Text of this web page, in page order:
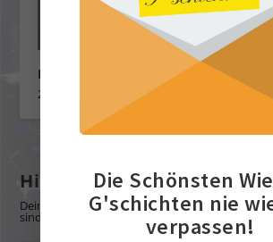
Die schönsten GAST- und
29. Juni 2022
Hinterlasse eine Antwort
Deine E-Mail-Adresse wird nicht veröffentlicht.
sind mit
Die Schönsten
G'schichten nie
verpassen!